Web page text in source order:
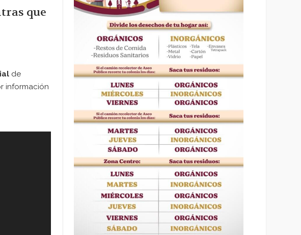
que
de
información